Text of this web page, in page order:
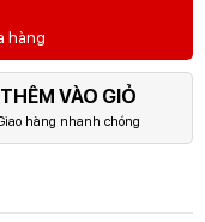
hàng
THÊM VÀO GIỎ
hàng nhanh chóng